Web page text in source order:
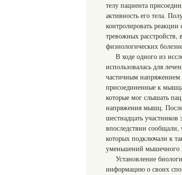
телу пациента
активность его тела.
контролировать
тревожных расстройств,
физиологических
В ходе одного из
использовалась для
частичным
присоединенные к
которые мог слышать
напряжения мышц.
шестнадцать
впоследствии
которых подключали к
уменьшений мышечного
Установление
информацию о своих